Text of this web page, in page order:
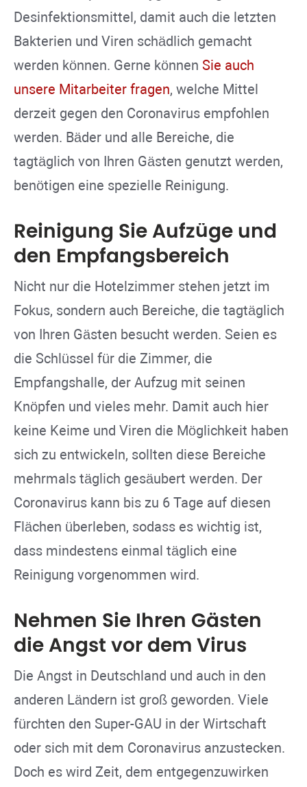
Desinfektionsmittel, damit auch die letzten
Bakterien und Viren schädlich gemacht
werden können. Gerne können Sie auch
unsere Mitarbeiter fragen, welche Mittel
derzeit gegen den Coronavirus empfohlen
werden. Bäder und alle Bereiche, die
tagtäglich von Ihren Gästen genutzt werden,
benötigen eine spezielle Reinigung.
Reinigung Sie Aufzüge und
den Empfangsbereich
Nicht nur die Hotelzimmer stehen jetzt im
Fokus, sondern auch Bereiche, die tagtäglich
von Ihren Gästen besucht werden. Seien es
die Schlüssel für die Zimmer, die
Empfangshalle, der Aufzug mit seinen
Knöpfen und vieles mehr. Damit auch hier
keine Keime und Viren die Möglichkeit haben
sich zu entwickeln, sollten diese Bereiche
mehrmals täglich gesäubert werden. Der
Coronavirus kann bis zu 6 Tage auf diesen
Flächen überleben, sodass es wichtig ist,
dass mindestens einmal täglich eine
Reinigung vorgenommen wird.
Nehmen Sie Ihren Gästen
die Angst vor dem Virus
Die Angst in Deutschland und auch in den
anderen Ländern ist groß geworden. Viele
fürchten den Super-GAU in der Wirtschaft
oder sich mit dem Coronavirus anzustecken.
Doch es wird Zeit, dem entgegenzuwirken